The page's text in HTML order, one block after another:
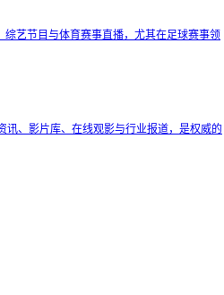
艺节目与体育赛事直播，尤其在足球赛事领
讯、影片库、在线观影与行业报道，是权威的